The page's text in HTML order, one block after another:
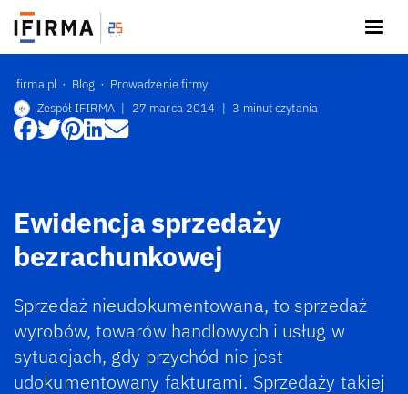
ifirma.pl Blog
Prowadzenie firmy
Zespół IFIRMA | 27 marca 2014 | 3 minut czytania
Ewidencja sprzedaży
bezrachunkowej
Sprzedaż nieudokumentowana, to sprzedaż
wyrobów, towarów handlowych i usług w
sytuacjach, gdy przychód nie jest
udokumentowany fakturami. Sprzedaży takiej